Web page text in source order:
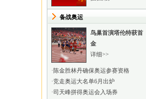
备战奥运
鸟巢首演塔伦特获首
金
详细>>
·陈金胜林丹确保奥运参赛资格
·竞走奥运大名单6月出炉
·司天峰拼得奥运会入场券